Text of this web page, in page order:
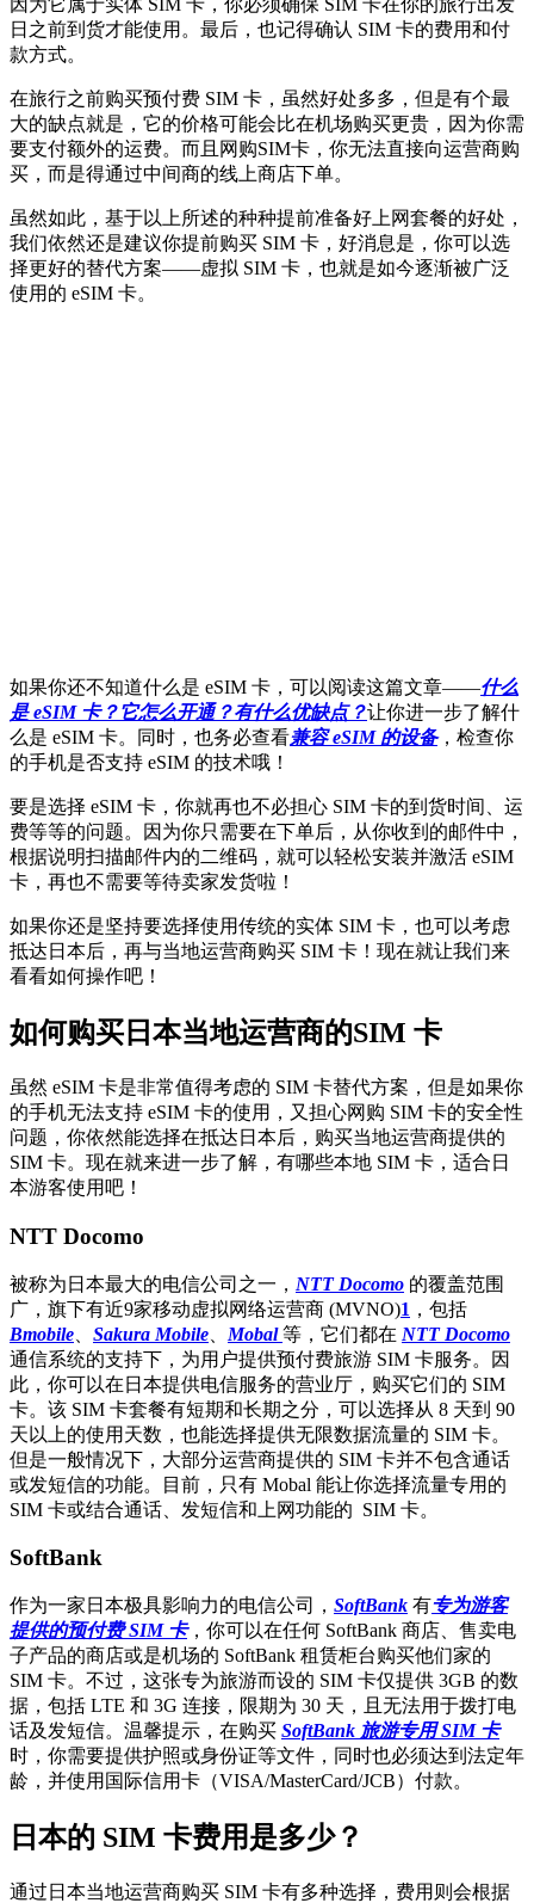
因为它属于实体 SIM 卡，你必须确保 SIM 卡在你的旅行出发
日之前到货才能使用。最后，也记得确认 SIM 卡的费用和付
款方式。
在旅行之前购买预付费 SIM 卡，虽然好处多多，但是有个最
大的缺点就是，它的价格可能会比在机场购买更贵，因为你需
要支付额外的运费。而且网购SIM卡，你无法直接向运营商购
买，而是得通过中间商的线上商店下单。
虽然如此，基于以上所述的种种提前准备好上网套餐的好处，
我们依然还是建议你提前购买 SIM 卡，好消息是，你可以选
择更好的替代方案——虚拟 SIM 卡，也就是如今逐渐被广泛
使用的 eSIM 卡。
如果你还不知道什么是 eSIM 卡，可以阅读这篇文章——什么
是 eSIM 卡？它怎么开通？有什么优缺点？让你进一步了解什
么是 eSIM 卡。同时，也务必查看兼容 eSIM 的设备，检查你
的手机是否支持 eSIM 的技术哦！
要是选择 eSIM 卡，你就再也不必担心 SIM 卡的到货时间、运
费等等的问题。因为你只需要在下单后，从你收到的邮件中，
根据说明扫描邮件内的二维码，就可以轻松安装并激活 eSIM
卡，再也不需要等待卖家发货啦！
如果你还是坚持要选择使用传统的实体 SIM 卡，也可以考虑
抵达日本后，再与当地运营商购买 SIM 卡！现在就让我们来
看看如何操作吧！
如何购买日本当地运营商的SIM 卡
虽然 eSIM 卡是非常值得考虑的 SIM 卡替代方案，但是如果你
的手机无法支持 eSIM 卡的使用，又担心网购 SIM 卡的安全性
问题，你依然能选择在抵达日本后，购买当地运营商提供的
SIM 卡。现在就来进一步了解，有哪些本地 SIM 卡，适合日
本游客使用吧！
NTT Docomo
被称为日本最大的电信公司之一， NTT Docomo 的覆盖范围
广，旗下有近9家移动虚拟网络运营商 (MVNO)1 ，包括
Bmobile
Sakura Mobile Mobal 等，它们都在 NTT Docomo
通信系统的支持下，为用户提供预付费旅游 SIM 卡服务。因
此，你可以在日本提供电信服务的营业厅，购买它们的 SIM
卡。该 SIM 卡套餐有短期和长期之分，可以选择从 8 天到 90
天以上的使用天数，也能选择提供无限数据流量的 SIM 卡。
但是一般情况下，大部分运营商提供的 SIM 卡并不包含通话
或发短信的功能。目前，只有 Mobal 能让你选择流量专用的
SIM 卡或结合通话、发短信和上网功能的 SIM 卡。
SoftBank
作为一家日本极具影响力的电信公司， SoftBank 有专为游客
提供的预付费 SIM 卡，你可以在任何 SoftBank 商店、售卖电
子产品的商店或是机场的 SoftBank 租赁柜台购买他们家的
SIM 卡。不过，这张专为旅游而设的 SIM 卡仅提供 3GB 的数
据，包括 LTE 和 3G 连接，限期为 30 天，且无法用于拨打电
话及发短信。温馨提示，在购买 SoftBank 旅游专用 SIM 卡
时，你需要提供护照或身份证等文件，同时也必须达到法定年
龄，并使用国际信用卡（VISA/MasterCard/JCB）付款。
日本的 SIM 卡费用是多少？
通过日本当地运营商购买 SIM 卡有多种选择，费用则会根据